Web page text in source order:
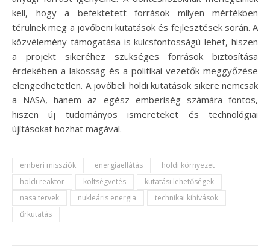
kell, hogy a befektetett források milyen mértékben
térülnek meg a jövőbeni kutatások és fejlesztések során. A
közvélemény támogatása is kulcsfontosságú lehet, hiszen
a projekt sikeréhez szükséges források biztosítása
érdekében a lakosság és a politikai vezetők meggyőzése
elengedhetetlen. A jövőbeli holdi kutatások sikere nemcsak
a NASA, hanem az egész emberiség számára fontos,
hiszen új tudományos ismereteket és technológiai
újításokat hozhat magával.
emberi missziók energiaellátás
holdi környezet
holdi reaktor
költségvetés
kutatási lehetőségek
nasa tervek
nukleáris energia
technikai kihívások
űrkutatás